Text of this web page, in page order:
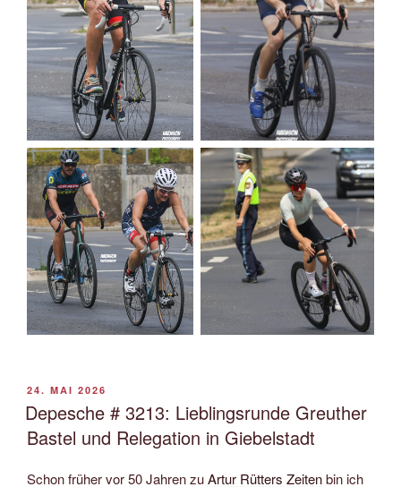
VERÖFFENTLICHT
AM
24. MAI 2026
Depesche # 3213: Lieblingsrunde Greuther
Bastel und Relegation in Giebelstadt
Schon früher vor 50 Jahren zuArtur Rütters Zeitenbin ich